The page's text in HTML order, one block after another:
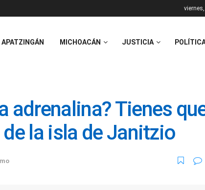
APATZINGÁN MICHOACÁN JUSTICIA
adrenalina? Tienes
la isla de Janitzio